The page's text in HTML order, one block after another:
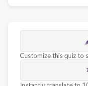
Customize this quiz to